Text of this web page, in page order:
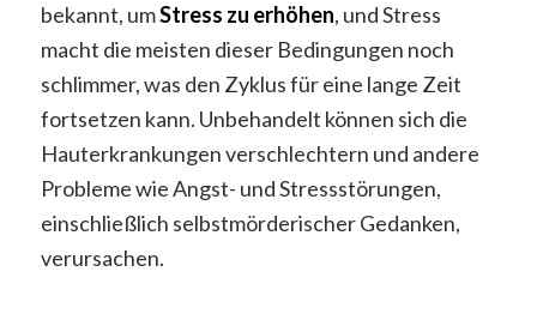
bekannt, umStress zu erhöhen, und Stress
macht die meisten dieser Bedingungen noch
schlimmer, was den Zyklus für eine lange Zeit
fortsetzen kann. Unbehandelt können sich die
Hauterkrankungen verschlechtern und andere
Probleme wie Angst- und Stressstörungen,
einschließlich selbstmörderischer Gedanken,
verursachen.